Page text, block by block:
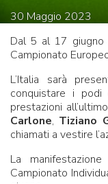
30 Maggio 2023
Dal 5 al 17 giugno
Campionato
L’Italia sarà
conquistare i
prestazioni
Carlone, Tiziano
chiamati a vestire
La
Campionato